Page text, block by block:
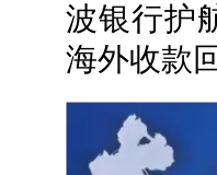
波银行护
海外收款